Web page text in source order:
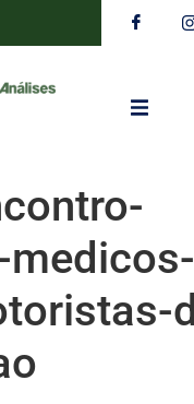
medicos-